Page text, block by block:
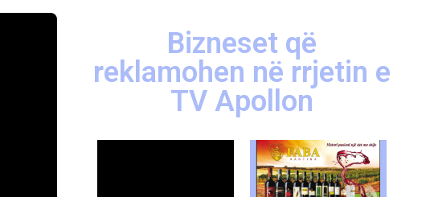
Bizneset që
reklamohen në rrjetin e
TV Apollon